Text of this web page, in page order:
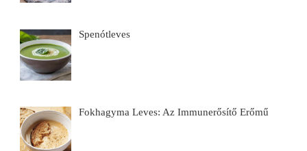
Spenótleves
Fokhagyma Leves: Az Immunerősítő Erőmű